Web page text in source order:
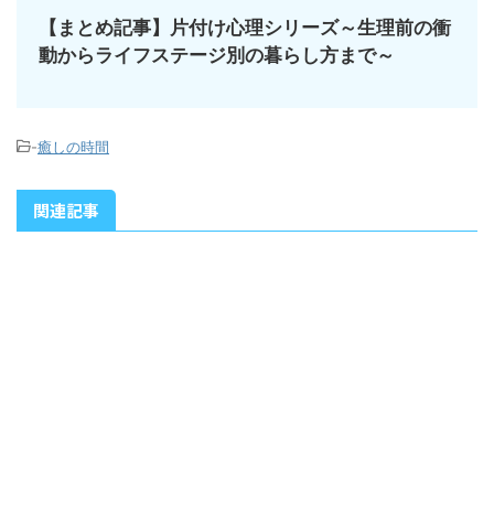
【まとめ記事】片付け心理シリーズ～生理前の衝
動からライフステージ別の暮らし方まで～
-癒しの時間
関連記事